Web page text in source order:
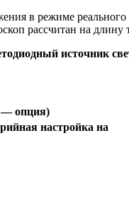
в режиме
рассчитан на
источник
— опция)
настройка на